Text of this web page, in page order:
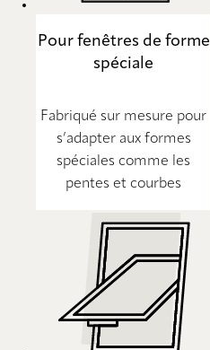
Pour fenêtres de forme
spéciale
Fabriqué sur mesure pour
s’adapter aux formes
spéciales comme les
pentes et courbes